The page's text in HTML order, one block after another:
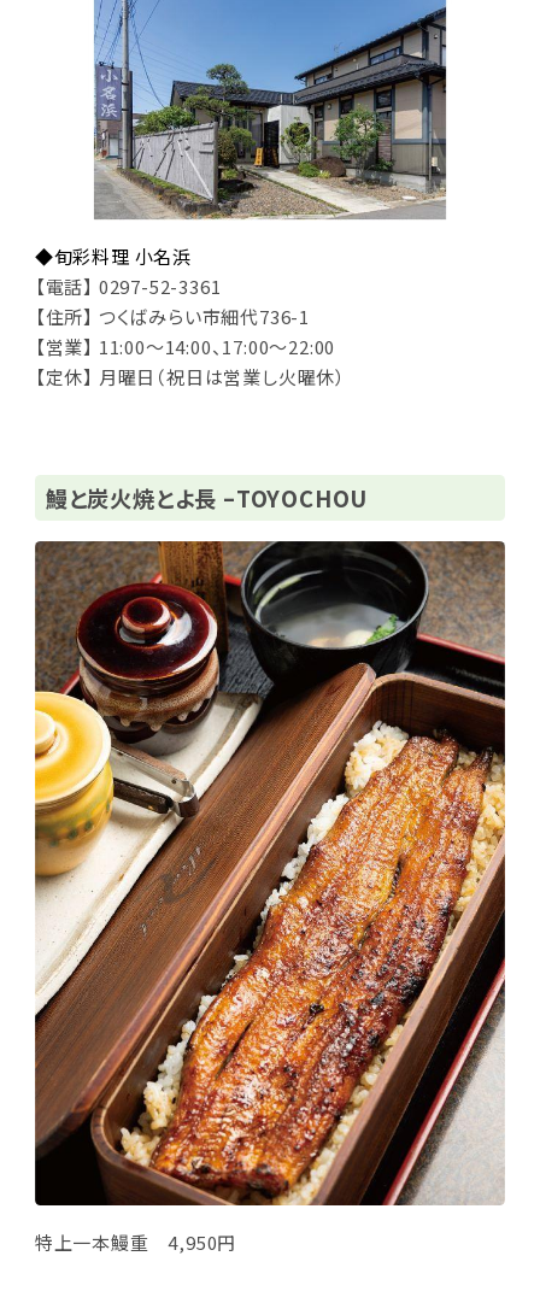
◆旬彩料理 小名浜
【電話】 0297-52-3361
【住所】 つくばみらい市細代736-1
【営業】 11:00～14:00、17:00～22:00
【定休】 月曜日（祝日は営業し火曜休）
鰻と炭火焼とよ長 –TOYOCHOU
特上一本鰻重 4,950円